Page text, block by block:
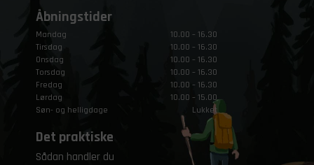
Åbningstider
Mandag
10.00 – 16.30
Tirsdag
10.00 – 16.30
Onsdag
10.00 – 16.30
Torsdag
10.00 – 16.30
Fredag
10.00 – 16.30
Lørdag
10.00 – 15.00
Søn- og helligdage
Lukket
Det praktiske
Sådan handler du